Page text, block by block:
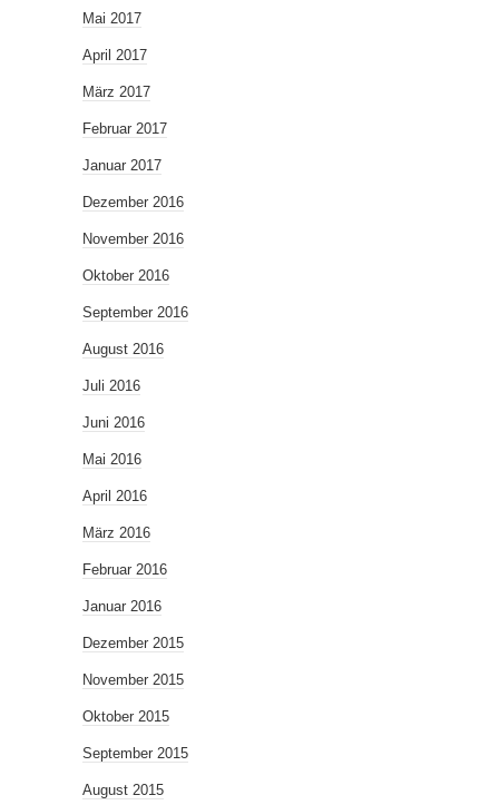
Mai 2017
April 2017
März 2017
Februar 2017
Januar 2017
Dezember 2016
November 2016
Oktober 2016
September 2016
August 2016
Juli 2016
Juni 2016
Mai 2016
April 2016
März 2016
Februar 2016
Januar 2016
Dezember 2015
November 2015
Oktober 2015
September 2015
August 2015